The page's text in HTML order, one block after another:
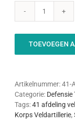
41
-
KIT
TOEVOEGEN
Artikelnummer:41-
Categorie: Defensie
Tags:41 afdeling
Korps Veldartillerie,